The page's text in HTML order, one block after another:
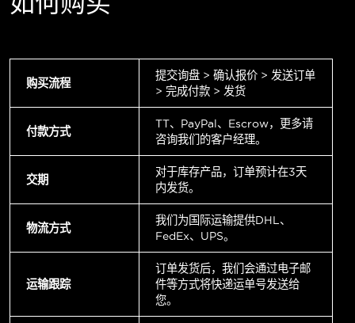
购买流程
提交询盘 > 确认报价 > 发送订单
> 完成付款 > 发货
付款方式
TT、PayPal、Escrow，更多请
咨询我们的客户经理。
交期
对于库存产品，订单预计在3天
内发货。
物流方式
我们为国际运输提供DHL、
FedEx、UPS。
运输跟踪
订单发货后，我们会通过电子邮
件等方式将快递运单号发送给
您。